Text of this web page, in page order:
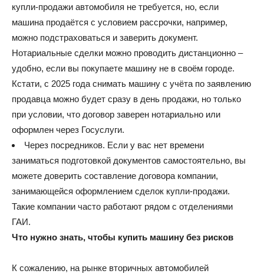
купли-продажи автомобиля не требуется, но, если
машина продаётся с условием рассрочки, например,
можно подстраховаться и заверить документ.
Нотариальные сделки можно проводить дистанционно –
удобно, если вы покупаете машину не в своём городе.
Кстати, с 2025 года снимать машину с учёта по заявлению
продавца можно будет сразу в день продажи, но только
при условии, что договор заверен нотариально или
оформлен через Госуслуги.
Через посредников. Если у вас нет времени
заниматься подготовкой документов самостоятельно, вы
можете доверить составление договора компании,
занимающейся оформлением сделок купли-продажи.
Такие компании часто работают рядом с отделениями
ГАИ.
Что нужно знать, чтобы купить машину без рисков
К сожалению, на рынке вторичных автомобилей